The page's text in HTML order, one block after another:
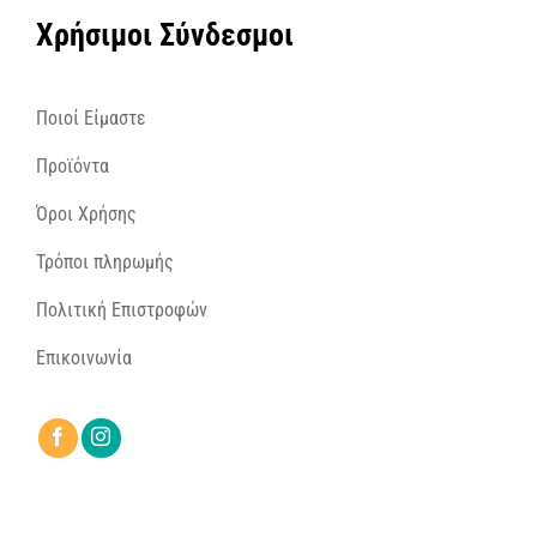
Χρήσιμοι Σύνδεσμοι
Ποιοί Είμαστε
Προϊόντα
Όροι Χρήσης
Τρόποι πληρωμής
Πολιτική Επιστροφών
Επικοινωνία